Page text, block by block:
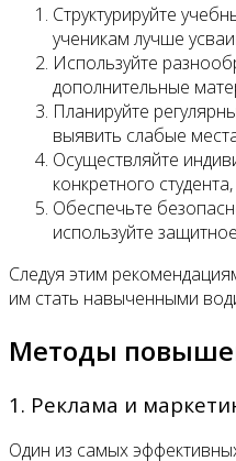
Структурируйте
ученикам лучше
Используйте
дополнительные
Планируйте
выявить слабые
Осуществляйте
конкретного
Обеспечьте
используйте
Следуя этим
им стать навыченными
Методы
1. Реклама и
Один из самых